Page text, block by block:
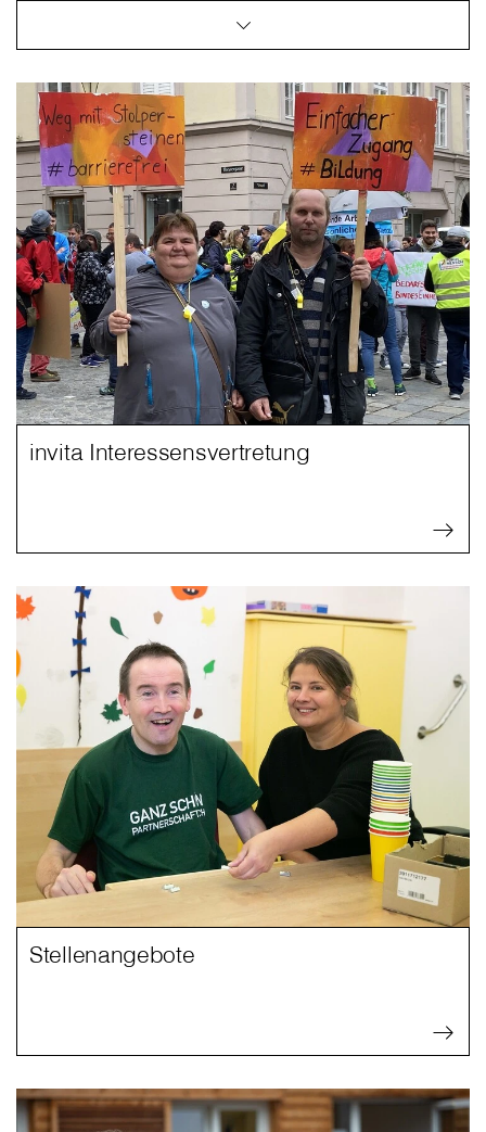
invita Interessensvertretung
Stellenangebote